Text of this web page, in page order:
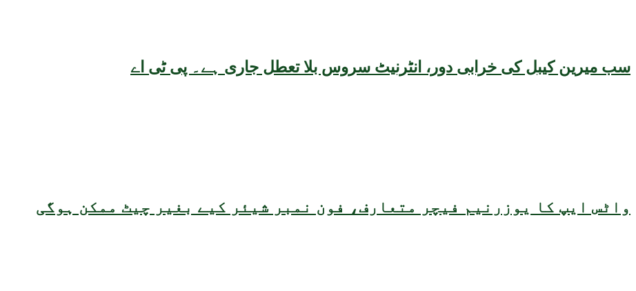
سب میرین کیبل کی خرابی دور، انٹرنیٹ سروس بلا تعطل جاری ہے۔ پی ٹی اے
واٹس ایپ کا یوزرنیم فیچر متعارف، فون نمبر شیئر کیے بغیر چیٹ ممکن ہوگی